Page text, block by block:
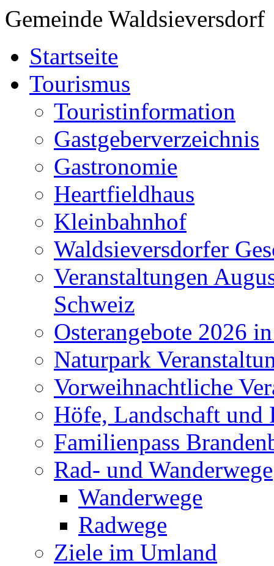
Gemeinde Waldsieversdorf
Startseite
Tourismus
Touristinformation
Gastgeberverzeichnis
Gastronomie
Heartfieldhaus
Kleinbahnhof
Waldsieversdorfer
Veranstaltungen
Schweiz
Osterangebote 2026
Naturpark
Vorweihnachtliche
Höfe, Landschaft und
Familienpass
Rad- und Wanderwege
Wanderwege
Radwege
Ziele im Umland